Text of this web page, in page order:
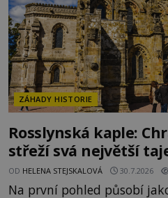
ZÁHADY HISTORIE
Rosslynská kaple:
střeží svá největší
OD HELENA STEJSKALOVÁ 30.7.2026
Na první pohled působí